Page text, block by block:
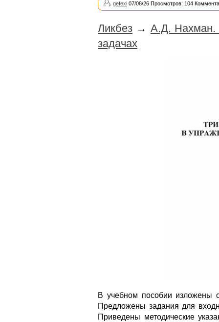
gefexi 07/08/26 Просмотров: 104
Ликбез → А.Д. Нахман.
задачах
В учебном пособии изложены
Предложены задания для
Приведены методические